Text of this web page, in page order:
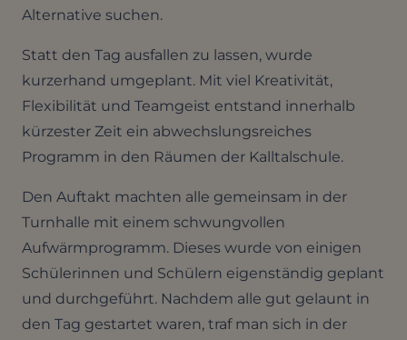
Alternative suchen.
Statt den Tag ausfallen zu lassen, wurde
kurzerhand umgeplant. Mit viel Kreativität,
Flexibilität und Teamgeist entstand innerhalb
kürzester Zeit ein abwechslungsreiches
Programm in den Räumen der Kalltalschule.
Den Auftakt machten alle gemeinsam in der
Turnhalle mit einem schwungvollen
Aufwärmprogramm. Dieses wurde von einigen
Schülerinnen und Schülern eigenständig geplant
und durchgeführt. Nachdem alle gut gelaunt in
den Tag gestartet waren, traf man sich in der